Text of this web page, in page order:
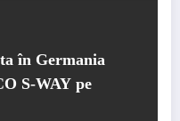
în Germania
S-WAY pe